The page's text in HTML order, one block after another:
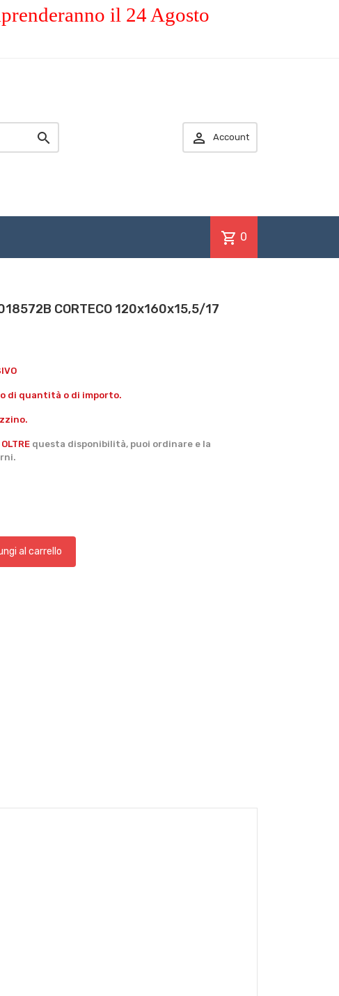
il 24 Agosto
  Account
shopping_cart 0
CORTECO 120x160x15,5/17
di quantità o di importo.
OLTRE questa disponibilità, puoi ordinare e la
al carrello